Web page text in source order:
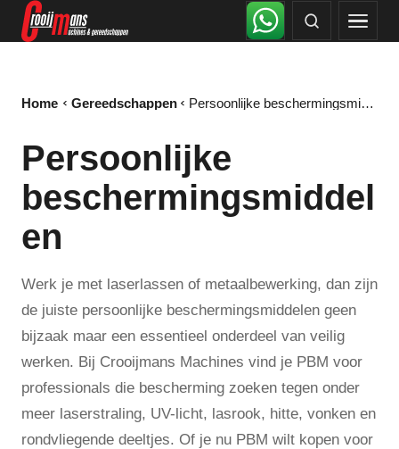
Home Gereedschappen Persoonlijke beschermingsmiddelen
Persoonlijke
beschermingsmiddel
en
Werk je met laserlassen of metaalbewerking, dan zijn
de juiste persoonlijke beschermingsmiddelen geen
bijzaak maar een essentieel onderdeel van veilig
werken. Bij Crooijmans Machines vind je PBM voor
professionals die bescherming zoeken tegen onder
meer laserstraling, UV-licht, lasrook, hitte, vonken en
rondvliegende deeltjes. Of je nu PBM wilt kopen voor